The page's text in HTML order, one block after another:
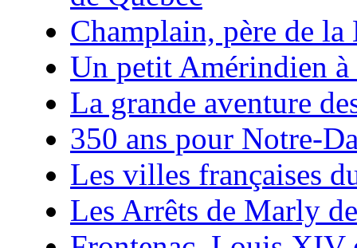
Champlain, père de
Un petit Amérindien
La grande aventure
350 ans pour Notre-
Les villes françaises
Les Arrêts de Marly